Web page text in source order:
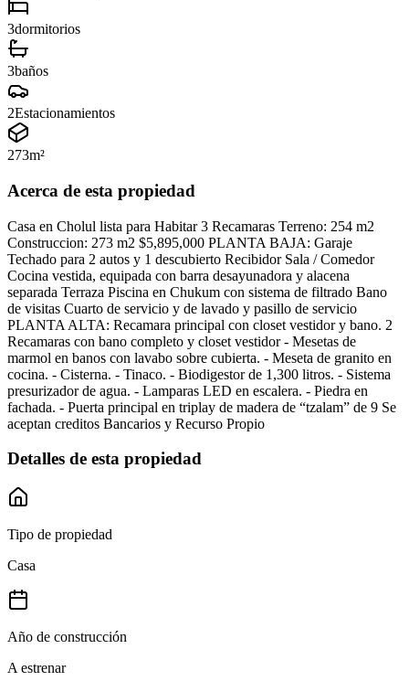
3dormitorios
3baños
2Estacionamientos
273m²
Acerca de esta propiedad
Casa en Cholul lista para Habitar 3 Recamaras Terreno: 254 m2
Construccion: 273 m2 $5,895,000 PLANTA BAJA: Garaje
Techado para 2 autos y 1 descubierto Recibidor Sala / Comedor
Cocina vestida, equipada con barra desayunadora y alacena
separada Terraza Piscina en Chukum con sistema de filtrado Bano
de visitas Cuarto de servicio y de lavado y pasillo de servicio
PLANTA ALTA: Recamara principal con closet vestidor y bano. 2
Recamaras con bano completo y closet vestidor - Mesetas de
marmol en banos con lavabo sobre cubierta. - Meseta de granito en
cocina. - Cisterna. - Tinaco. - Biodigestor de 1,300 litros. - Sistema
presurizador de agua. - Lamparas LED en escalera. - Piedra en
fachada. - Puerta principal en triplay de madera de “tzalam” de 9 Se
aceptan creditos Bancarios y Recurso Propio
Detalles de esta propiedad
Tipo de propiedad
Casa
Año de construcción
A estrenar